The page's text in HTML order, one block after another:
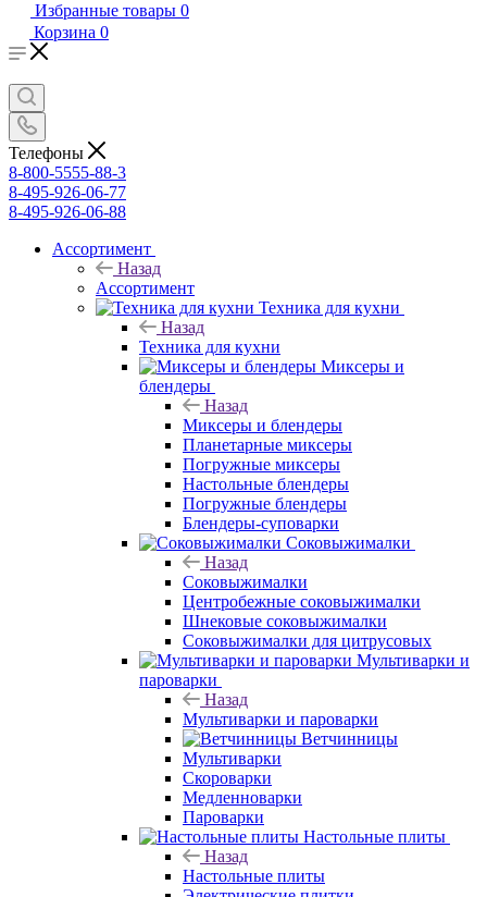
Избранные товары 0
Корзина 0
Телефоны
8-800-5555-88-3
8-495-926-06-77
8-495-926-06-88
Ассортимент
Назад
Ассортимент
Техника для кухни
Назад
Техника для кухни
Миксеры и
блендеры
Назад
Миксеры и блендеры
Планетарные миксеры
Погружные миксеры
Настольные блендеры
Погружные блендеры
Блендеры-суповарки
Соковыжималки
Назад
Соковыжималки
Центробежные соковыжималки
Шнековые соковыжималки
Соковыжималки для цитрусовых
Мультиварки и
пароварки
Назад
Мультиварки и пароварки
Ветчинницы
Мультиварки
Скороварки
Медленноварки
Пароварки
Настольные плиты
Назад
Настольные плиты